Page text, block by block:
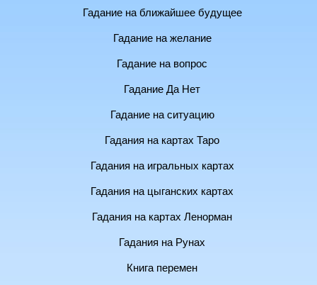
Гадание на ближайшее будущее
Гадание на желание
Гадание на вопрос
Гадание Да Нет
Гадание на ситуацию
Гадания на картах Таро
Гадания на игральных картах
Гадания на цыганских картах
Гадания на картах Ленорман
Гадания на Рунах
Книга перемен